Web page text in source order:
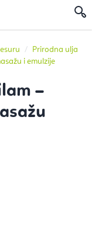
Prirodna ulja
i emulzije
–